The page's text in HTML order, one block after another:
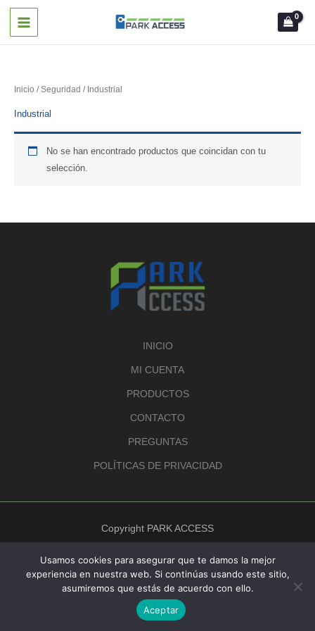
Inicio /Seguridad / Industrial
Industrial
No se han encontrado productos que coincidan con tu
selección.
INICIO
MI CUENTA
PRODUCTOS
CONTACTO
PREGUNTAS
POLÍTICAS DE PRIVACIDAD
Copyright PARK ACCESS
Usamos cookies para asegurar que te damos la mejor
experiencia en nuestra web. Si continúas usando este sitio,
asumiremos que estás de acuerdo con ello.
Aceptar